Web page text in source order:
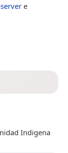
e
Indigena